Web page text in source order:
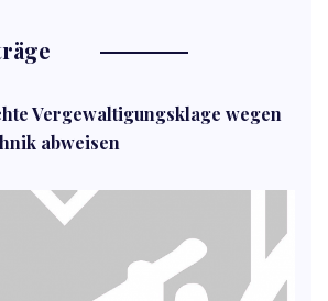
Vergewaltigungsklage wegen
abweisen